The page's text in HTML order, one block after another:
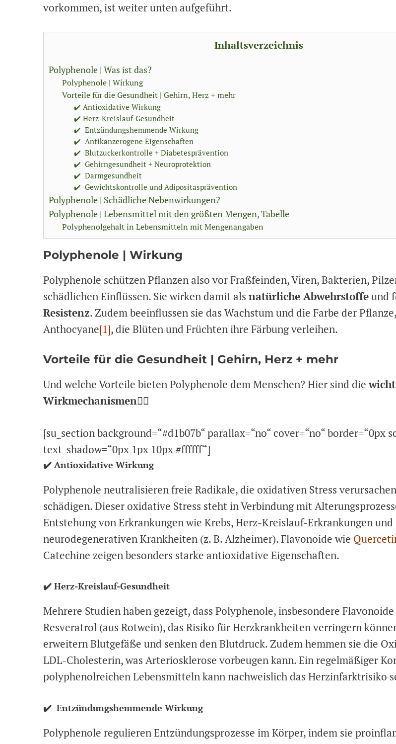
vorkommen, ist weiter unten aufgeführt.
Inhaltsverzeichnis
Polyphenole | Was ist das?
Polyphenole | Wirkung
Vorteile für die Gesundheit | Gehirn, Herz + mehr
✔️ Antioxidative Wirkung
✔️ Herz-Kreislauf-Gesundheit
✔️ Entzündungshemmende Wirkung
✔️ Antikanzerogene Eigenschaften
✔️ Blutzuckerkontrolle + Diabetesprävention
✔️ Gehirngesundheit + Neuroprotektion
✔️ Darmgesundheit
✔️ Gewichtskontrolle und Adipositasprävention
Polyphenole | Schädliche Nebenwirkungen?
Polyphenole | Lebensmittel mit den größten Mengen, Tabelle
Polyphenolgehalt in Lebensmitteln mit Mengenangaben
Polyphenole | Wirkung
Polyphenole schützen Pflanzen also vor Fraßfeinden, Viren, Bakterien,
schädlichen Einflüssen. Sie wirken damit als natürliche Abwehrstoffeund
Resistenz. Zudem beeinflussen sie das Wachstum und die Farbe der
Anthocyane[1], die Blüten und Früchten ihre Färbung verleihen.
Vorteile für die Gesundheit | Gehirn, Herz + mehr
Und welche Vorteile bieten Polyphenole dem Menschen? Hier sind die
Wirkmechanismen👇🏽
[su_section background=“#d1b07b“ parallax=“no“ cover=“no“ border=“0px
text_shadow=“0px 1px 10px #ffffff“]
✔️ Antioxidative Wirkung
Polyphenole neutralisieren freie Radikale, die oxidativen Stress
schädigen. Dieser oxidative Stress steht in Verbindung mit
Entstehung von Erkrankungen wie Krebs, Herz-Kreislauf-Erkrankungen und
neurodegenerativen Krankheiten (z. B. Alzheimer). Flavonoide wie
Catechine zeigen besonders starke antioxidative Eigenschaften.
✔️ Herz-Kreislauf-Gesundheit
Mehrere Studien haben gezeigt, dass Polyphenole, insbesondere
Resveratrol (aus Rotwein), das Risiko für Herzkrankheiten verringern
erweitern Blutgefäße und senken den Blutdruck. Zudem hemmen sie die
LDL-Cholesterin, was Arteriosklerose vorbeugen kann. Ein regelmäßiger
polyphenolreichen Lebensmitteln kann nachweislich das Herzinfarktrisiko
✔️ Entzündungshemmende Wirkung
Polyphenole regulieren Entzündungsprozesse im Körper, indem sie